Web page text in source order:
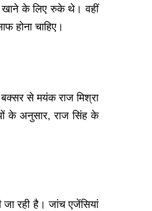
खाने के लिए रुके थे। वहीं
होना चाहिए।
से मयंक राज मिश्रा
के अनुसार, राज सिंह के
जा रही है। जांच एजेंसियां